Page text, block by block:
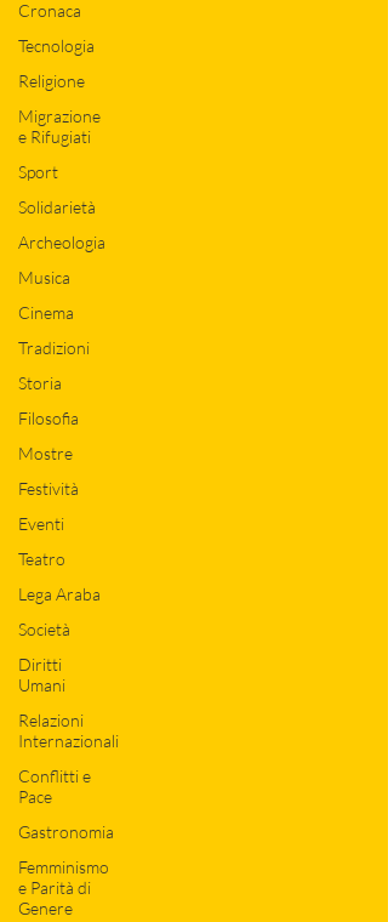
Cronaca
Tecnologia
Religione
Migrazione
e Rifugiati
Sport
Solidarietà
Archeologia
Musica
Cinema
Tradizioni
Storia
Filosofia
Mostre
Festività
Eventi
Teatro
Lega Araba
Società
Diritti
Umani
Relazioni
Internazionali
Conflitti e
Pace
Gastronomia
Femminismo
e Parità di
Genere